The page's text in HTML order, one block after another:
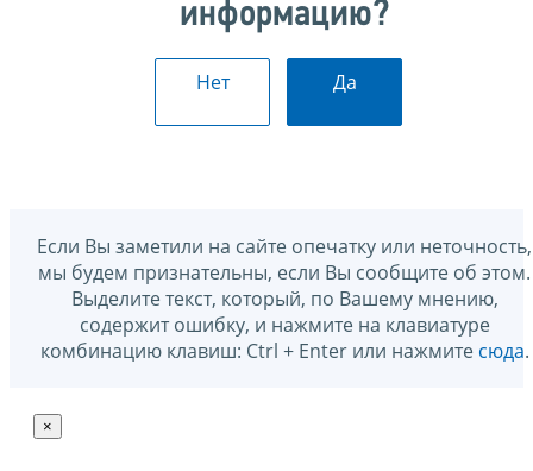
информацию?
Нет Да
Если Вы заметили на сайте опечатку или неточность,
мы будем признательны, если Вы сообщите об этом.
Выделите текст, который, по Вашему мнению,
содержит ошибку, и нажмите на клавиатуре
комбинацию клавиш: Ctrl + Enter или нажмите сюда.
×